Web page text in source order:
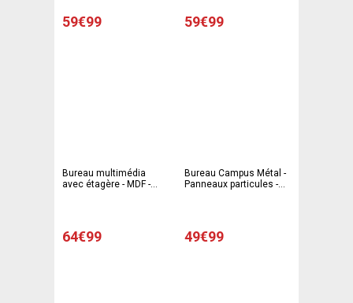
59€99 59€99
Bureau multimédia
avec étagère - MDF -
64€99
Bureau Campus Métal -
Panneaux particules -
49€99